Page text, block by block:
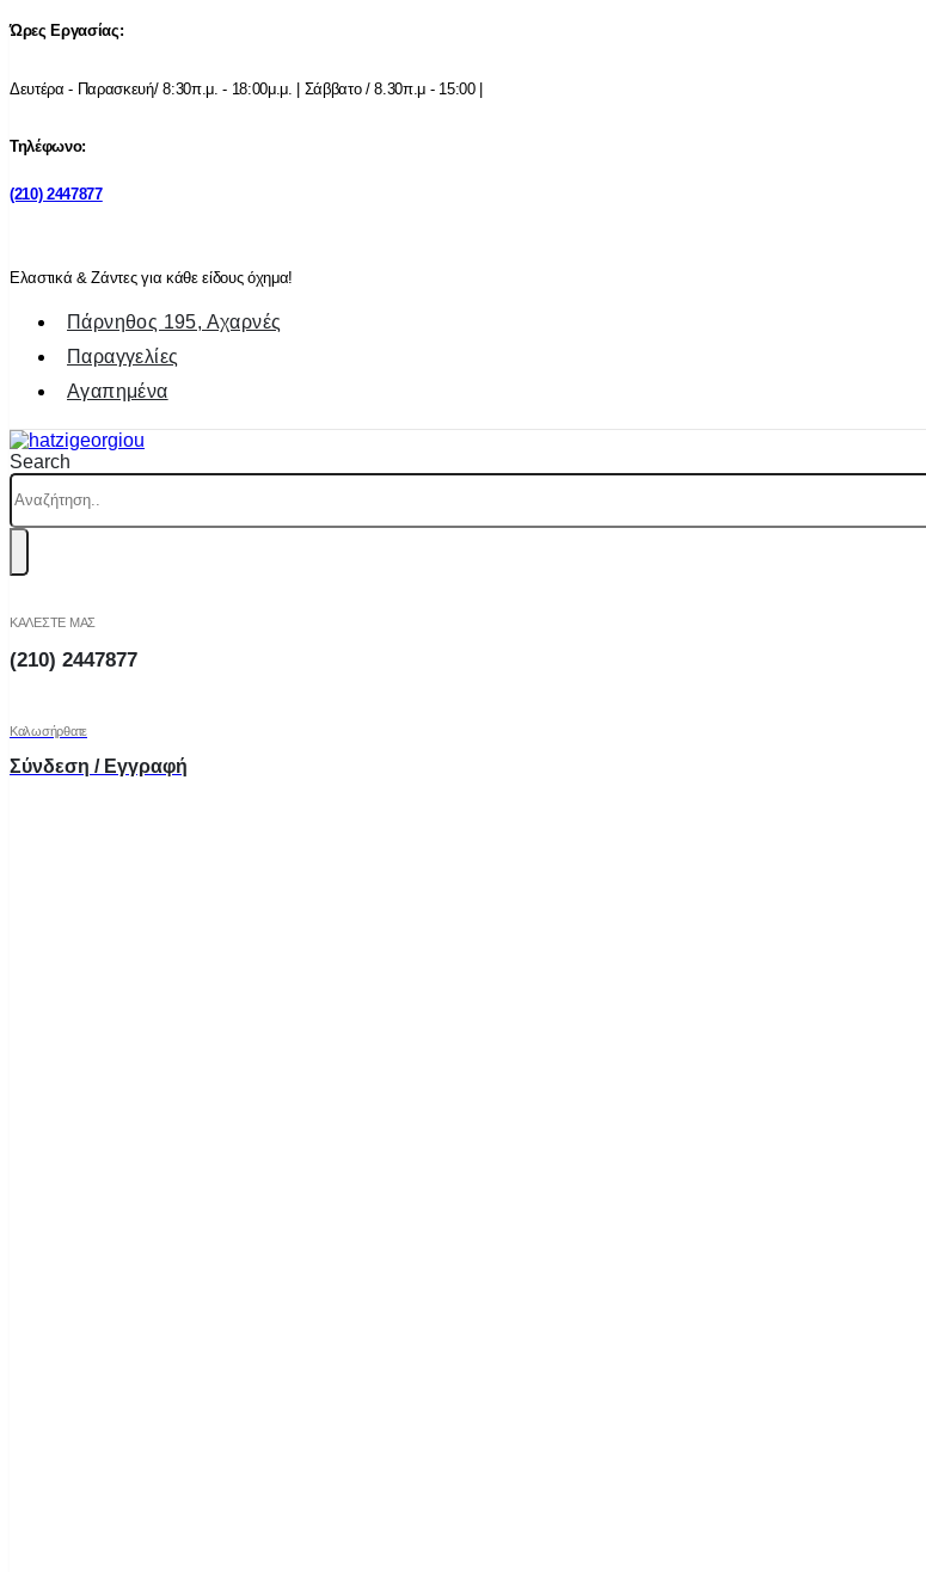
Ώρες Εργασίας:
Δευτέρα - Παρασκευή/ 8:30π.μ. - 18:00μ.μ. | Σάββατο / 8.30π.μ - 15:00 |
Τηλέφωνο:
(210) 2447877
Ελαστικά & Ζάντες για κάθε είδους όχημα!
Πάρνηθος 195, Αχαρνές
Παραγγελίες
Αγαπημένα
Search
ΚΑΛΕΣΤΕ ΜΑΣ
(210) 2447877
Καλωσήρθατε
Σύνδεση / Εγγραφή